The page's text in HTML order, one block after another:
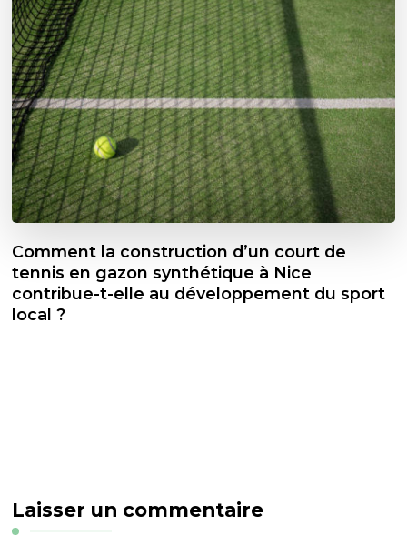
Comment la construction d’un court de
tennis en gazon synthétique à Nice
contribue-t-elle au développement du sport
local ?
Laisser un commentaire